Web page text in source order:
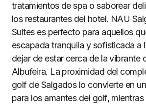
tratamientos de spa o saborear
los restaurantes del hotel. NAU
Suites es perfecto para aquellos
escapada tranquila y sofisticada a
dejar de estar cerca de la vibrante
Albufeira. La proximidad del
golf de Salgados lo convierte en
para los amantes del golf, mientras